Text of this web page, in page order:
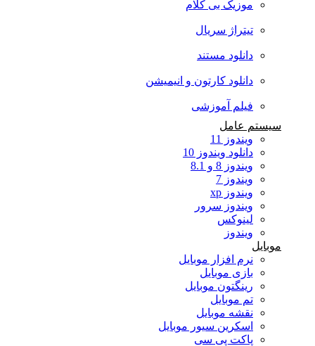
موزیک بی کلام
تیتراژ سریال
دانلود مستند
دانلود کارتون و انیمیشن
فیلم آموزشی
سیستم عامل
ویندوز 11
دانلود ویندوز 10
ویندوز 8 و 8.1
ویندوز 7
ویندوز xp
ویندوز سرور
لینوکس
ویندوز
موبایل
نرم افزار موبایل
بازی موبایل
رینگتون موبایل
تم موبایل
نقشه موبایل
اسکرین سیور موبایل
پاکت پی سی